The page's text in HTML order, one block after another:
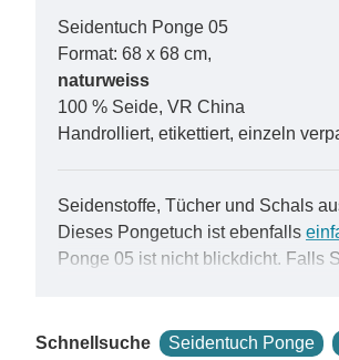
Seidentuch Ponge 05
Format: 68 x 68 cm,
naturweiss
100 % Seide, VR China
Handrolliert, etikettiert, einzeln
Seidenstoffe, Tücher und Schals
Dieses Pongetuch ist ebenfalls
Ponge 05 ist nicht blickdicht. Falls
praktischen Wahl für viele
Schnellsuche Seidentuch Ponge